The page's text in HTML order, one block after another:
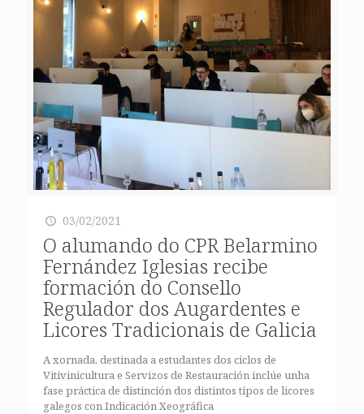
03/02/2021
O alumando do CPR Belarmino
Fernández Iglesias recibe
formación do Consello
Regulador dos Augardentes e
Licores Tradicionais de Galicia
A xornada, destinada a estudantes dos ciclos de
Vitivinicultura e Servizos de Restauración inclúe unha
fase práctica de distinción dos distintos tipos de licores
galegos con Indicación Xeográfica